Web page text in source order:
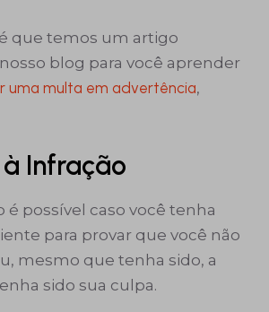
que temos um artigo
blog para você aprender
uma multa em advertência,
Infração
é possível caso você tenha
para provar que você não
mesmo que tenha sido, a
sido sua culpa.